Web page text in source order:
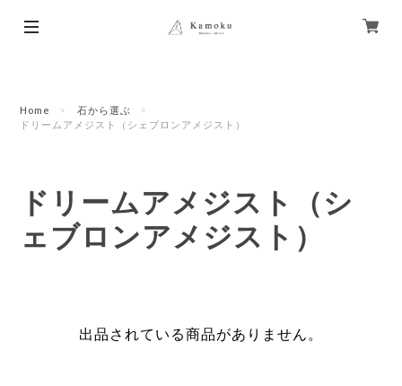
Home
石から選ぶ
ドリームアメジスト（シェブロンアメジスト）
ドリームアメジスト（シ
ェブロンアメジスト）
出品されている商品がありません。